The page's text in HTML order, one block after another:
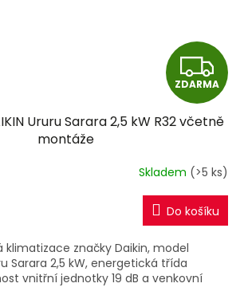
Z
D
A
R
M
A
ZDARMA
Ururu Sarara 2,5 kW R32 včetně
montáže
Skladem (>5 ks)
Do košíku
klimatizace značky Daikin, model
Sarara 2,5 kW, energetická třída
vnitřní jednotky 19 dB a venkovní